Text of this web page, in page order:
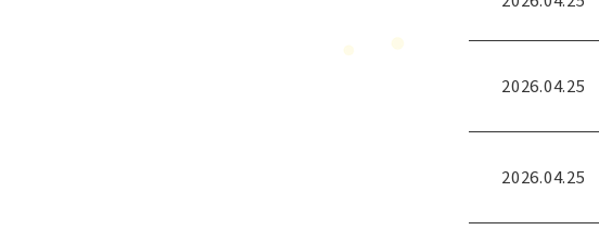
2026.04.25
2026.04.25